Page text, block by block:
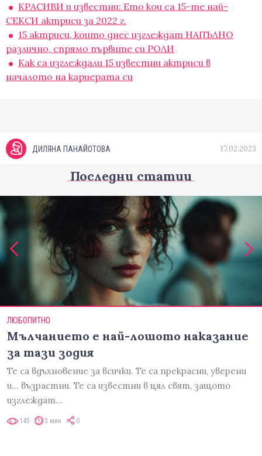
КРАСИВИ и известни: Ето кои са 15-те най-
СЕКСИ актриси за 2022 г.
15 актриси, които днес изглеждат НАПЪЛНО
различно, спрямо първите си РОЛИ
Как са изглеждали 15 известни актриси в
началото на кариерата си
ДИЛЯНА ПАНАЙОТОВА 17.02.2023
Последни статии
ЛЮБОПИТНО
Мълчанието е най-лошото наказание
за тази зодия
Те са вдъхновение за всички. Те са прекрасни, уверени
и... възрастни. Те са известни в цял свят, защото
изглеждат…
145 3 мин 0